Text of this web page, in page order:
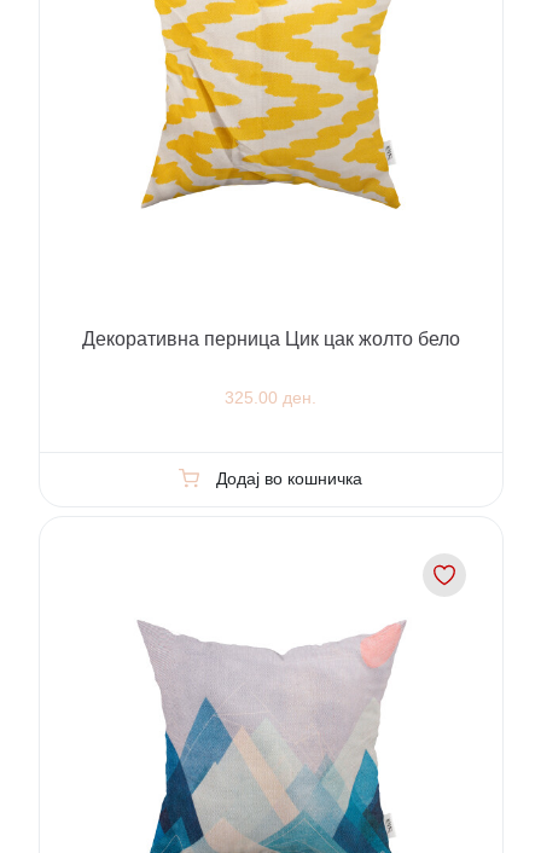
Декоративна перница Цик цак жолто бело
325.00 ден.
Додај во кошничка